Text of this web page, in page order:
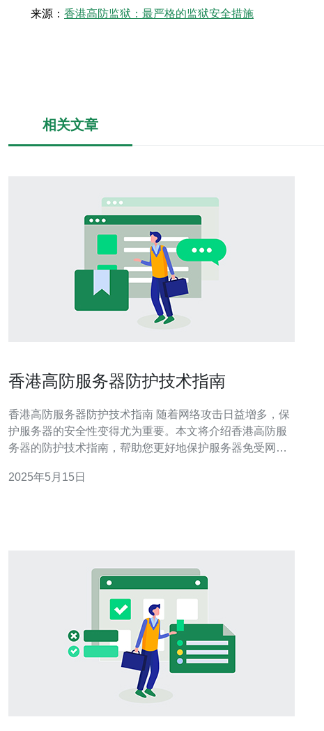
来源： 香港高防监狱：最严格的监狱安全措施
相关文章
香港高防服务器防护技术指南
香港高防服务器防护技术指南 随着网络攻击日益增多，保
护服务器的安全性变得尤为重要。本文将介绍香港高防服
务器的防护技术指南，帮助您更好地保护服务器免受网络
量的虚假请求来使服务器服务不可用。为了防止DDoS攻
2025年5月15日